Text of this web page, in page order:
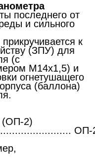
последнего от
и сильного
к
(ЗПУ) для
(с
М14х1,5) и
огнетушащего
(баллона)
(ОП-2)
ОП-